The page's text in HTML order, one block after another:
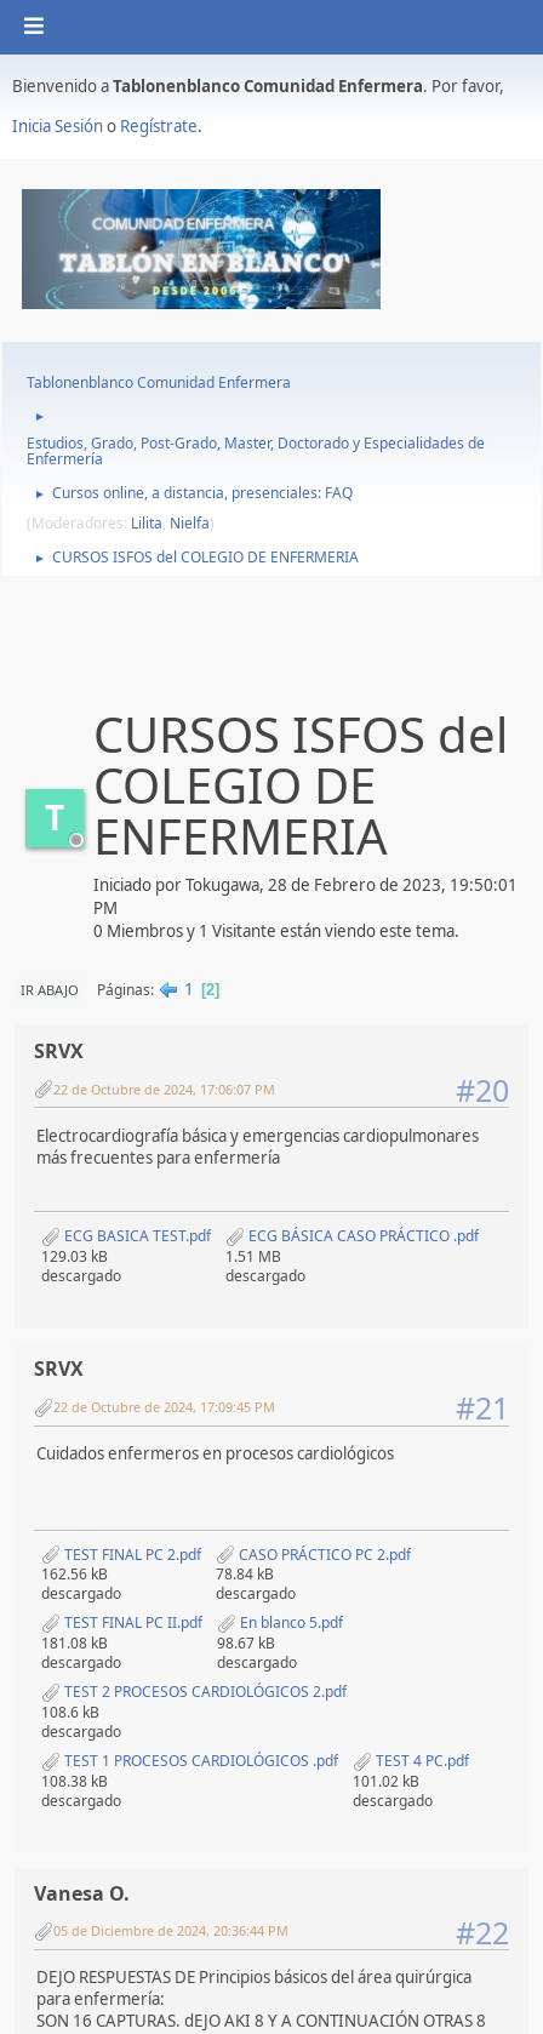
Bienvenido aTablonenblanco Comunidad Enfermera. Por favor,
Inicia Sesióno Regístrate.
Tablonenblanco Comunidad Enfermera
►
Estudios, Grado, Post-Grado, Master, Doctorado y Especialidades de
Enfermería
►
Cursos online, a distancia, presenciales: FAQ
(Moderadores: Lilita, Nielfa)
► CURSOS ISFOS del COLEGIO DE ENFERMERIA
T
CURSOS ISFOS del
COLEGIO DE
ENFERMERIA
Iniciado por Tokugawa, 28 de Febrero de 2023, 19:50:01
PM
0 Miembros y 1 Visitante están viendo este tema.
IR ABAJO Páginas 1 2
SRVX
#20
22 de Octubre de 2024, 17:06:07 PM
Electrocardiografía básica y emergencias cardiopulmonares
más frecuentes para enfermería
ECG BASICA TEST.pdf
129.03 kB
descargado
ECG BÁSICA CASO PRÁCTICO .pdf
1.51 MB
descargado
SRVX
#21
22 de Octubre de 2024, 17:09:45 PM
Cuidados enfermeros en procesos cardiológicos
TEST FINAL PC 2.pdf
162.56 kB
descargado
CASO PRÁCTICO PC 2.pdf
78.84 kB
descargado
TEST FINAL PC II.pdf
181.08 kB
descargado
En blanco 5.pdf
98.67 kB
descargado
TEST 2 PROCESOS CARDIOLÓGICOS 2.pdf
108.6 kB
descargado
TEST 1 PROCESOS CARDIOLÓGICOS .pdf
108.38 kB
descargado
TEST 4 PC.pdf
101.02 kB
descargado
Vanesa O.
#22
05 de Diciembre de 2024, 20:36:44 PM
DEJO RESPUESTAS DE Principios básicos del área quirúrgica
para enfermería:
SON 16 CAPTURAS. dEJO AKI 8 Y A CONTINUACIÓN OTRAS 8